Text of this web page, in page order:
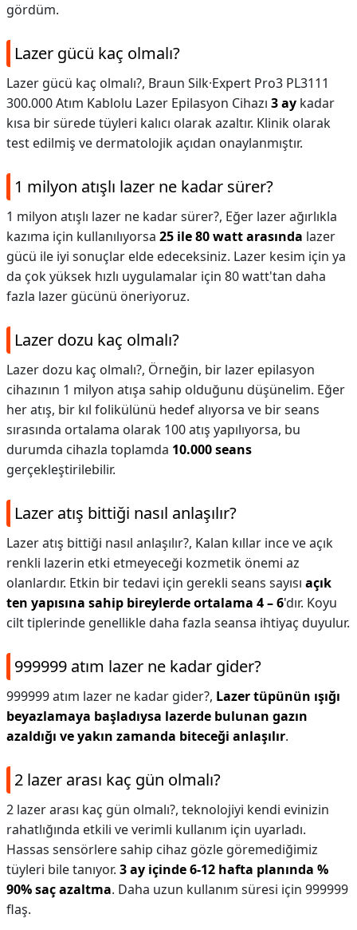
gördüm.
Lazer gücü kaç olmalı?
Lazer gücü kaç olmalı?, Braun Silk·Expert Pro3 PL3111
300.000 Atım Kablolu Lazer Epilasyon Cihazı 3 ay kadar
kısa bir sürede tüyleri kalıcı olarak azaltır. Klinik olarak
test edilmiş ve dermatolojik açıdan onaylanmıştır.
1 milyon atışlı lazer ne kadar sürer?
1 milyon atışlı lazer ne kadar sürer?, Eğer lazer ağırlıkla
kazıma için kullanılıyorsa 25 ile 80 watt arasında lazer
gücü ile iyi sonuçlar elde edeceksiniz. Lazer kesim için ya
da çok yüksek hızlı uygulamalar için 80 watt'tan daha
fazla lazer gücünü öneriyoruz.
Lazer dozu kaç olmalı?
Lazer dozu kaç olmalı?, Örneğin, bir lazer epilasyon
cihazının 1 milyon atışa sahip olduğunu düşünelim. Eğer
her atış, bir kıl folikülünü hedef alıyorsa ve bir seans
sırasında ortalama olarak 100 atış yapılıyorsa, bu
durumda cihazla toplamda 10.000 seans
gerçekleştirilebilir.
Lazer atış bittiği nasıl anlaşılır?
Lazer atış bittiği nasıl anlaşılır?, Kalan kıllar ince ve açık
renkli lazerin etki etmeyeceği kozmetik önemi az
olanlardır. Etkin bir tedavi için gerekli seans sayısı açık
ten yapısına sahip bireylerde ortalama 4 – 6'dır. Koyu
cilt tiplerinde genellikle daha fazla seansa ihtiyaç duyulur.
999999 atım lazer ne kadar gider?
999999 atım lazer ne kadar gider?, Lazer tüpünün ışığı
beyazlamaya başladıysa lazerde bulunan gazın
azaldığı ve yakın zamanda biteceği anlaşılır.
2 lazer arası kaç gün olmalı?
2 lazer arası kaç gün olmalı?, teknolojiyi kendi evinizin
rahatlığında etkili ve verimli kullanım için uyarladı.
Hassas sensörlere sahip cihaz gözle göremediğimiz
tüyleri bile tanıyor. 3 ay içinde 6-12 hafta planında %
90% saç azaltma. Daha uzun kullanım süresi için 999999
flaş.